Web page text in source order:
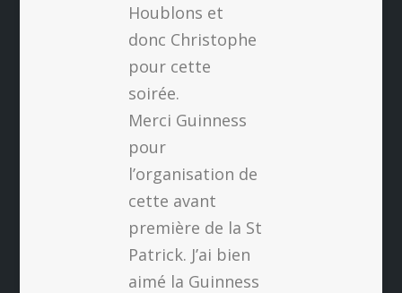
Houblons et
donc Christophe
pour cette
soirée.
Merci Guinness
pour
l’organisation de
cette avant
première de la St
Patrick. J’ai bien
aimé la Guinness